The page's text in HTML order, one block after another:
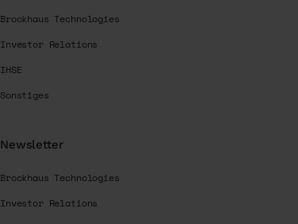
Brockhaus Technologies
Investor Relations
IHSE
Sonstiges
Newsletter
Brockhaus Technologies
Investor Relations